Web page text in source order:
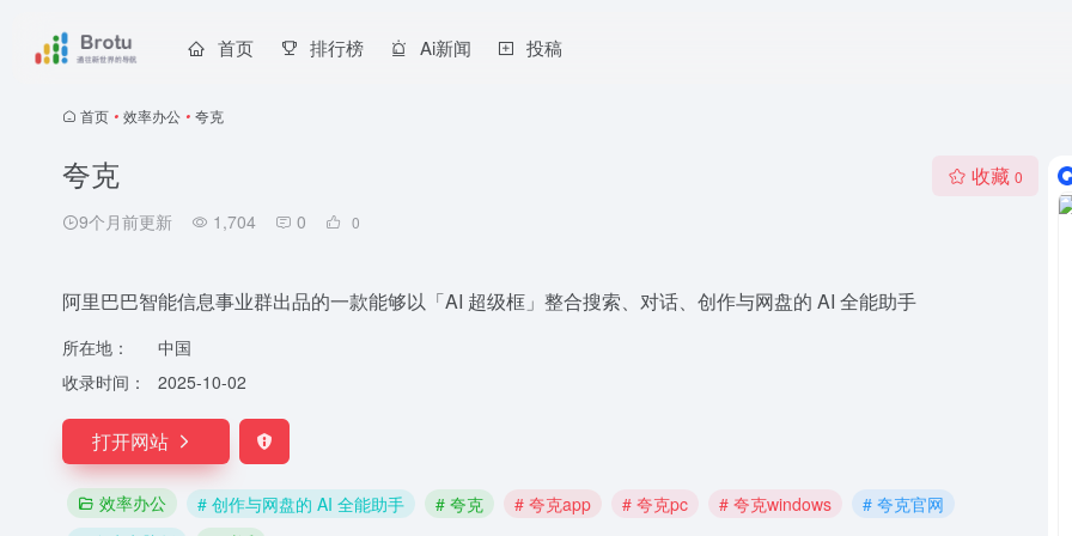
首页 排行榜 Ai新闻 投稿
首页 • 效率办公 • 夸克
夸克
9个月前更新 1,704 0 0
收藏 0
阿里巴巴智能信息事业群出品的一款能够以「AI 超级框」整合搜索、对话、创作与网盘的 AI 全能助手
所在地：
中国
收录时间：
2025-10-02
打开网站
效率办公 # 创作与网盘的 AI 全能助手 # 夸克 # 夸克app # 夸克pc # 夸克windows
# 夸克官网